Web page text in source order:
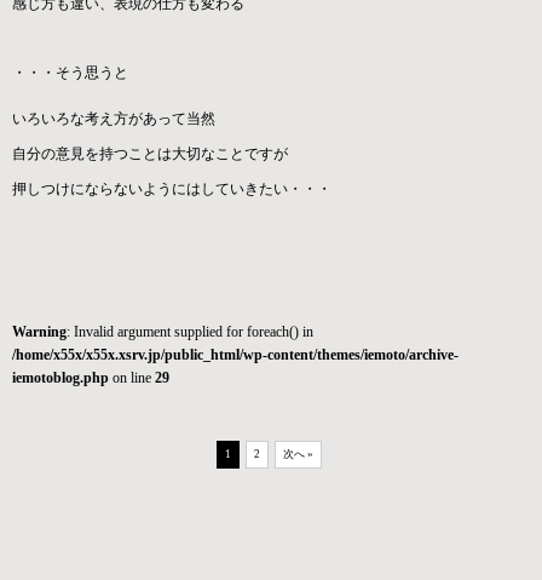
感じ方も違い、表現の仕方も変わる
・・・そう思うと
いろいろな考え方があって当然
自分の意見を持つことは大切なことですが
押しつけにならないようにはしていきたい・・・
Warning: Invalid argument supplied for foreach() in
/home/x55x/x55x.xsrv.jp/public_html/wp-content/themes/iemoto/archive-
iemotoblog.php on line 29
1 2 次へ »